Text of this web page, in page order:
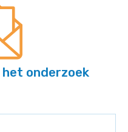
onderzoek